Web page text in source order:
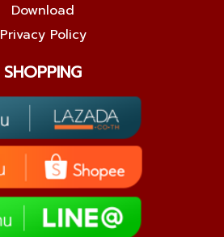
Download
Privacy Policy
SHOPPING